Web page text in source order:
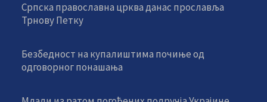
Српска православна црква данас прославља
Трнову Петку
Безбедност на купалиштима почиње од
одговорног понашања